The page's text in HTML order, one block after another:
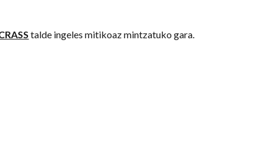
talde ingeles mitikoaz mintzatuko gara.